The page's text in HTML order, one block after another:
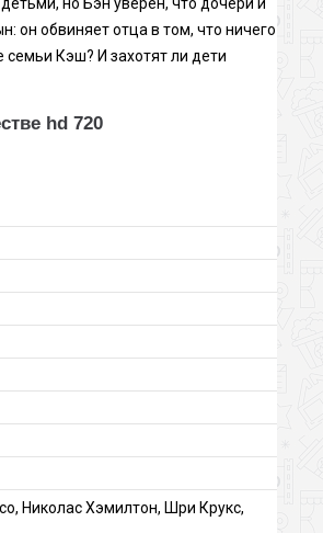
он обвиняет отца в том, что ничего
семьи Кэш? И захотят ли дети
hd 720
Николас Хэмилтон, Шри Крукс,